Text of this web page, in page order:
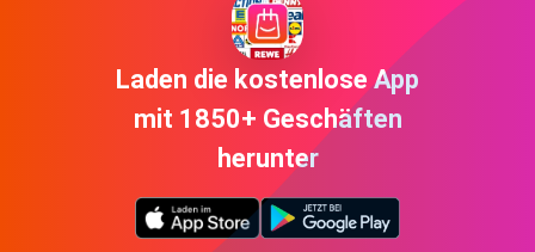
Laden die kostenlose App
mit 1850+ Geschäften
herunter